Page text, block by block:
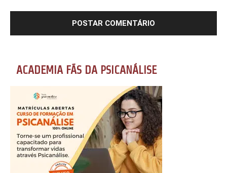
ACADEMIA FÃS DA PSICANÁLISE